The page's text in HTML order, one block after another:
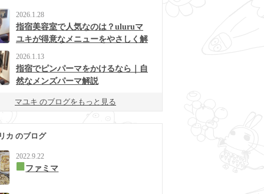
2026.1.28
指宿美容室で人気なのは？uluruマ
ユキが得意なメニューをやさしく解
2026.1.13
指宿でピンパーマをかけるなら｜自
然なメンズパーマ解説
マユキ のブログをもっと見る
カ のブログ
2022.9.22
ファミマ